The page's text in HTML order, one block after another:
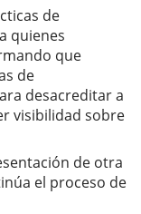
de
quienes
que
de
desacreditar a
visibilidad sobre
de otra
el proceso de